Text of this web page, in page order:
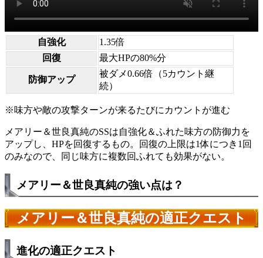
自強化
1.35倍
回復
最大HPの80%分
防御アップ
被ダメ0.66倍（5カウント継
続）
※味方や敵の攻撃ターンが来るたびにカウントが進む
メアリー＆世良真純のSSは自強化＆ふれた味方の防御力を
アップし、HPを回復するもの。回復の上限は1体につき1回
のみなので、同じ味方に複数回ふれても効果がない。
メアリー＆世良真純の強い点は？
メアリー＆世良真純の適正クエスト
進化の適正クエスト